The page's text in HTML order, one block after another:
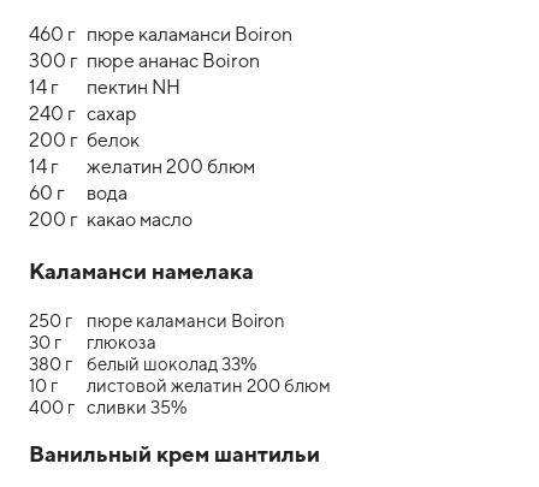
460 г пюре каламанси Boiron
300 г пюре ананас Boiron
14 г
пектин NH
240 г сахар
200 г белок
14 г
желатин 200 блюм
60 г
вода
200 г какао масло
Каламанси намелака
250 г пюре каламанси Boiron
30 г
глюкоза
380 г
белый шоколад 33%
10 г
листовой желатин 200 блюм
400 г сливки 35%
Ванильный крем шантильи